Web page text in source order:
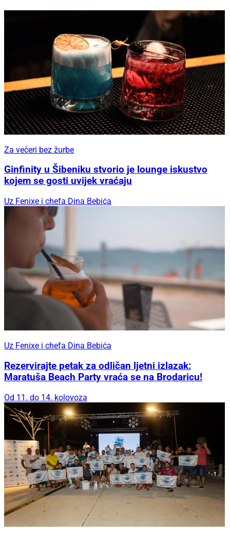
Za večeri bez žurbe
Ginfinity u Šibeniku stvorio je lounge iskustvo
kojem se gosti uvijek vraćaju
Uz Fenixe i chefa Dina Bebića
Uz Fenixe i chefa Dina Bebića
Rezervirajte petak za odličan ljetni izlazak:
Maratuša Beach Party vraća se na Brodaricu!
Od 11. do 14. kolovoza